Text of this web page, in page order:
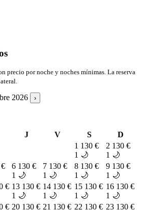
precio por noche y noches mínimas. La reserva
2026 ›
J V S
D
1 130 €
1 🌙
2 130 €
1 🌙
6 130 €
1 🌙
7 130 €
1 🌙
8 130 €
1 🌙
9 130 €
1 🌙
€ 13 130 €
1 🌙
14 130 €
1 🌙
15 130 €
1 🌙
16 130 €
1 🌙
€ 20 130 € 21 130 € 22 130 € 23 130 €